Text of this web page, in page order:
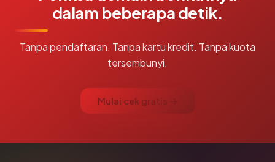
dalam beberapa detik.
Tanpa pendaftaran. Tanpa kartu kredit. Tanpa kuota
tersembunyi.
Mulai cek gratis →